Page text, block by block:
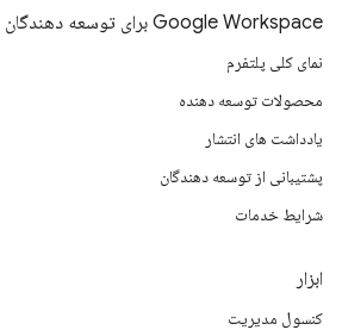
Google Workspace برای توسعه دهندگان
نمای کلی پلتفرم
محصولات توسعه دهنده
یادداشت های انتشار
پشتیبانی از توسعه دهندگان
شرایط خدمات
ابزار
کنسول مدیریت